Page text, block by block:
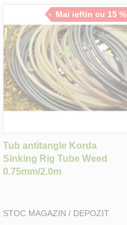
Mai ieftin cu 15 %
Tub antitangle Korda
Sinking Rig Tube Weed
0.75mm/2.0m
STOC MAGAZIN / DEPOZIT